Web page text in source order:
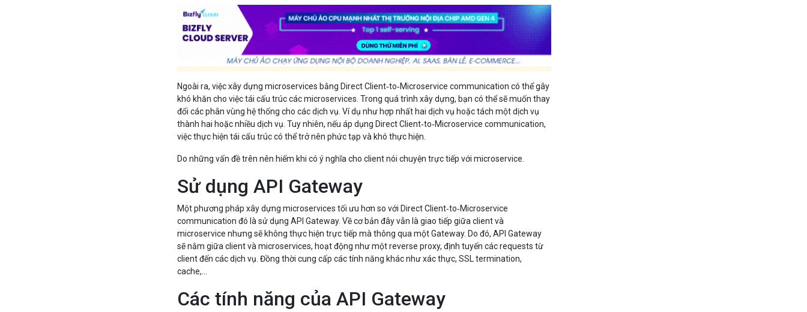
Ngoài ra, việc xây dựng microservices bằng Direct Client‑to‑Microservice communication có thể gây
khó khăn cho việc tái cấu trúc các microservices. Trong quá trình xây dựng, bạn có thể sẽ muốn thay
đổi các phân vùng hệ thống cho các dịch vụ. Ví dụ như hợp nhất hai dịch vụ hoặc tách một dịch vụ
thành hai hoặc nhiều dịch vụ. Tuy nhiên, nếu áp dụng Direct Client‑to‑Microservice communication,
việc thực hiện tái cấu trúc có thể trở nên phức tạp và khó thực hiện.
Do những vấn đề trên nên hiếm khi có ý nghĩa cho client nói chuyện trực tiếp với microservice.
Sử dụng API Gateway
Một phương pháp xây dựng microservices tối ưu hơn so với Direct Client‑to‑Microservice
communication đó là sử dụng API Gateway. Về cơ bản đây vẫn là giao tiếp giữa client và
microservice nhưng sẽ không thực hiện trực tiếp mà thông qua một Gateway. Do đó, API Gateway
sẽ nằm giữa client và microservices, hoạt động như một reverse proxy, định tuyến các requests từ
client đến các dịch vụ. Đồng thời cung cấp các tính năng khác như xác thực, SSL termination,
cache,...
Các tính năng của API Gateway